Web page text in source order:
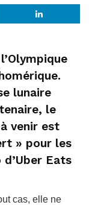
lunaire
le
venir est
» pour les
Eats
cas, elle ne